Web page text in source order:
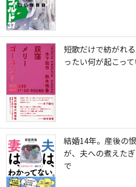
短歌だけで紡がれ
ったい何が起こっ
結婚14年。産後の
が、夫への煮えた
で